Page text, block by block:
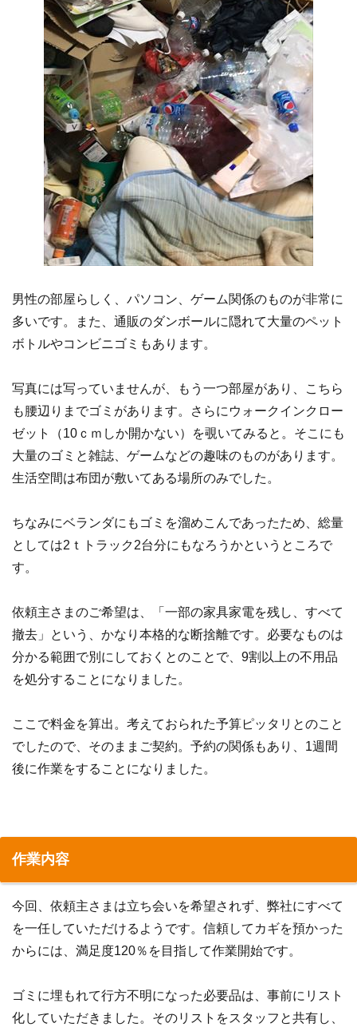
男性の部屋らしく、パソコン、ゲーム関係のものが非常に
多いです。また、通販のダンボールに隠れて大量のペット
ボトルやコンビニゴミもあります。
写真には写っていませんが、もう一つ部屋があり、こちら
も腰辺りまでゴミがあります。さらにウォークインクロー
ゼット（10ｃｍしか開かない）を覗いてみると。そこにも
大量のゴミと雑誌、ゲームなどの趣味のものがあります。
生活空間は布団が敷いてある場所のみでした。
ちなみにベランダにもゴミを溜めこんであったため、総量
としては2ｔトラック2台分にもなろうかというところで
す。
依頼主さまのご希望は、「一部の家具家電を残し、すべて
撤去」という、かなり本格的な断捨離です。必要なものは
分かる範囲で別にしておくとのことで、9割以上の不用品
を処分することになりました。
ここで料金を算出。考えておられた予算ピッタリとのこと
でしたので、そのままご契約。予約の関係もあり、1週間
後に作業をすることになりました。
作業内容
今回、依頼主さまは立ち会いを希望されず、弊社にすべて
を一任していただけるようです。信頼してカギを預かった
からには、満足度120％を目指して作業開始です。
ゴミに埋もれて行方不明になった必要品は、事前にリスト
化していただきました。そのリストをスタッフと共有し、